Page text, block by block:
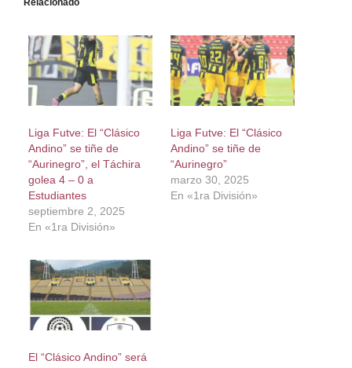
Liga Futve: El “Clásico
Andino” se tiñe de
“Aurinegro”, el Táchira
golea 4 – 0 a
Estudiantes
septiembre 2, 2025
En «1ra División»
Liga Futve: El “Clásico
Andino” se tiñe de
“Aurinegro”
marzo 30, 2025
En «1ra División»
El “Clásico Andino” será